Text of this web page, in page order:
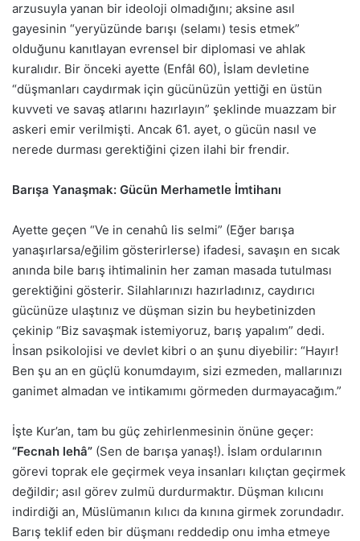
arzusuyla yanan bir ideoloji olmadığını; aksine asıl
gayesinin “yeryüzünde barışı (selamı) tesis etmek”
olduğunu kanıtlayan evrensel bir diplomasi ve ahlak
kuralıdır. Bir önceki ayette (Enfâl 60), İslam devletine
“düşmanları caydırmak için gücünüzün yettiği en üstün
kuvveti ve savaş atlarını hazırlayın” şeklinde muazzam bir
askeri emir verilmişti. Ancak 61. ayet, o gücün nasıl ve
nerede durması gerektiğini çizen ilahi bir frendir.
Barışa Yanaşmak: Gücün Merhametle İmtihanı
Ayette geçen “Ve in cenahû lis selmi” (Eğer barışa
yanaşırlarsa/eğilim gösterirlerse) ifadesi, savaşın en sıcak
anında bile barış ihtimalinin her zaman masada tutulması
gerektiğini gösterir. Silahlarınızı hazırladınız, caydırıcı
gücünüze ulaştınız ve düşman sizin bu heybetinizden
çekinip “Biz savaşmak istemiyoruz, barış yapalım” dedi.
İnsan psikolojisi ve devlet kibri o an şunu diyebilir: “Hayır!
Ben şu an en güçlü konumdayım, sizi ezmeden, mallarınızı
ganimet almadan ve intikamımı görmeden durmayacağım.”
İşte Kur’an, tam bu güç zehirlenmesinin önüne geçer:
“Fecnah lehâ” (Sen de barışa yanaş!). İslam ordularının
görevi toprak ele geçirmek veya insanları kılıçtan geçirmek
değildir; asıl görev zulmü durdurmaktır. Düşman kılıcını
indirdiği an, Müslümanın kılıcı da kınına girmek zorundadır.
Barış teklif eden bir düşmanı reddedip onu imha etmeye